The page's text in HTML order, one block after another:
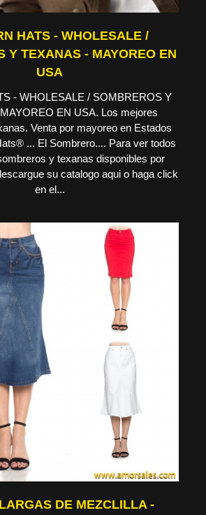
HATS - WHOLESALE /
Y TEXANAS - MAYOREO EN
USA
- WHOLESALE / SOMBREROS Y
EN USA. Los mejores
Venta por mayoreo en Estados
... El Sombrero.... Para ver todos
y texanas disponibles por
su catalogo aqui o haga click
en el...
DE MEZCLILLA -